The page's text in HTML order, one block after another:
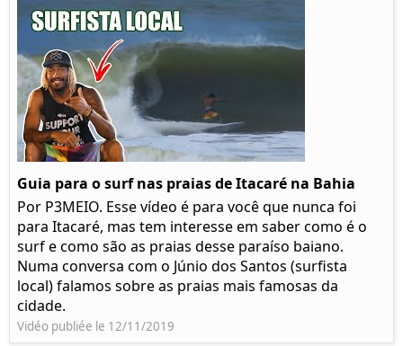
Guia para o surf nas praias de Itacaré na Bahia
Por P3MEIO. Esse vídeo é para você que nunca foi
para Itacaré, mas tem interesse em saber como é o
surf e como são as praias desse paraíso baiano.
Numa conversa com o Júnio dos Santos (surfista
local) falamos sobre as praias mais famosas da
cidade.
Vidéo publiée le 12/11/2019